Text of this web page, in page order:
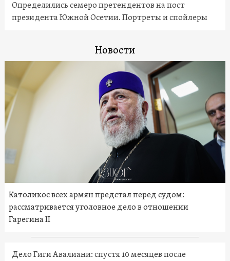
Определились семеро претендентов на пост
президента Южной Осетии. Портреты и спойлеры
Новости
Католикос всех армян предстал перед судом:
рассматривается уголовное дело в отношении
Гарегина II
Дело Гиги Авалиани: спустя 10 месяцев после